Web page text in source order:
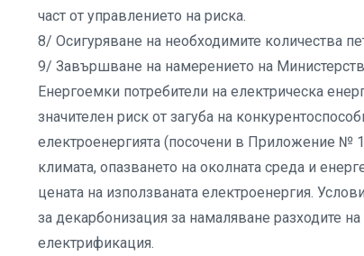
част от управлението на риска.
8/ Осигуряване на необходимите количества
9/ Завършване на намерението на
Енергоемки потребители на електрическа
значителен риск от загуба на
електроенергията (посочени в Приложение №
климата, опазването на околната среда и
цената на използваната електроенергия.
за декарбонизация за намаляване разходите
електрификация.